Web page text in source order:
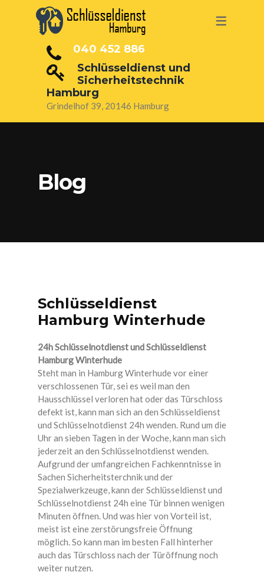
TÜRÖFFNUNG HAMBURG
7/24 SCHLÜSSELDIENST
SCHLÜSSEL ABGEBROCHEN
ELEKTRONISCHE SCHLIESSZYLILNDER
SCHLIESSANLAGEN
RAUCHMELDER SERVICE UND
MONTAGE
TRESOR ÖFFNEN, SAFE ÖFFNEN
SCHLÜSSELDIENST HAMBURG
AUTO SCHLÜSSELDIENST HAMBURG
ZAHLUNGSOPTIONEN
040 452 886
Schlüsseldienst und
Sicherheitstechnik
Hamburg
Grindelhof 39, 20146 Hamburg
Blog
Schlüsseldienst
Hamburg Winterhude
24h Schlüsselnotdienst und Schlüsseldienst
Hamburg Winterhude
Steht man in Hamburg Winterhude vor einer
verschlossenen Tür, sei es weil man den
Hausschlüssel verloren hat oder das Türschloss
defekt ist, kann man sich an den Schlüsseldienst
und Schlüsselnotdienst 24h wenden. Rund um die
Uhr an sieben Tagen in der Woche, kann man sich
jederzeit an den Schlüsselnotdienst wenden.
Aufgrund der umfangreichen Fachkenntnisse in
Sachen Sicherheitsterchnik und der
Spezialwerkzeuge, kann der Schlüsseldienst und
Schlüsselnotdienst 24h eine Tür binnen wenigen
Minuten öffnen. Und was hier von Vorteil ist,
meist ist eine zerstörungsfreie Öffnung
möglich. So kann man im besten Fall hinterher
auch das Türschloss nach der Türöffnung noch
weiter nutzen.